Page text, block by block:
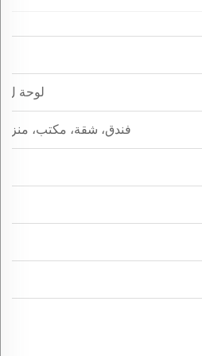
لوحة لamination Mdf، باب، دولاب، أرضية، نافذة، إلخ
فندق، شقة، مكتب،